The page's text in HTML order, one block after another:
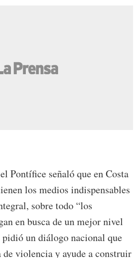
Pontífice señaló que en Costa
los medios indispensables
sobre todo “los
en busca de un mejor nivel
un diálogo nacional que
de violencia y ayude a construir